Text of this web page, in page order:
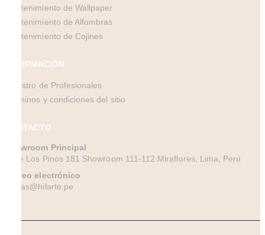
Mantenimiento de Wallpaper
Mantenimiento de Alfombras
Mantenimiento de Cojines
INFORMACIÓN
Registro de Profesionales
Términos y condiciones del sitio
CONTACTO
Showroom Principal
Calle Los Pinos 181 Showroom 111-112 Miraflores, Lima, Perú
Correo electrónico
ventas@hilarte.pe